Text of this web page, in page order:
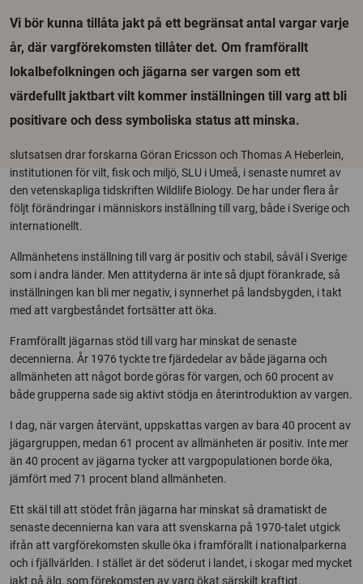
Vi bör kunna tillåta jakt på ett begränsat antal vargar varje
år, där vargförekomsten tillåter det. Om framförallt
lokalbefolkningen och jägarna ser vargen som ett
värdefullt jaktbart vilt kommer inställningen till varg att bli
positivare och dess symboliska status att minska.
slutsatsen drar forskarna Göran Ericsson och Thomas A Heberlein,
institutionen för vilt, fisk och miljö, SLU i Umeå, i senaste numret av
den vetenskapliga tidskriften Wildlife Biology. De har under flera år
följt förändringar i människors inställning till varg, både i Sverige och
internationellt.
Allmänhetens inställning till varg är positiv och stabil, såväl i Sverige
som i andra länder. Men attityderna är inte så djupt förankrade, så
inställningen kan bli mer negativ, i synnerhet på landsbygden, i takt
med att vargbeståndet fortsätter att öka.
Framförallt jägarnas stöd till varg har minskat de senaste
decennierna. År 1976 tyckte tre fjärdedelar av både jägarna och
allmänheten att något borde göras för vargen, och 60 procent av
både grupperna sade sig aktivt stödja en återintroduktion av vargen.
I dag, när vargen återvänt, uppskattas vargen av bara 40 procent av
jägargruppen, medan 61 procent av allmänheten är positiv. Inte mer
än 40 procent av jägarna tycker att vargpopulationen borde öka,
jämfört med 71 procent bland allmänheten.
Ett skäl till att stödet från jägarna har minskat så dramatiskt de
senaste decennierna kan vara att svenskarna på 1970-talet utgick
ifrån att vargförekomsten skulle öka i framförallt i nationalparkerna
och i fjällvärlden. I stället är det söderut i landet, i skogar med mycket
jakt på älg, som förekomsten av varg ökat särskilt kraftigt.